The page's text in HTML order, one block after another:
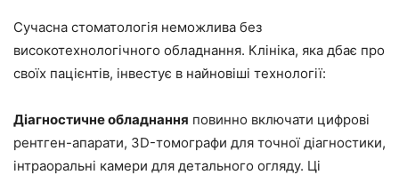
Сучасна стоматологія неможлива без
високотехнологічного обладнання. Клініка, яка дбає про
своїх пацієнтів, інвестує в найновіші технології:
Діагностичне обладнання повинно включати цифрові
рентген-апарати, 3D-томографи для точної діагностики,
інтраоральні камери для детального огляду. Ці